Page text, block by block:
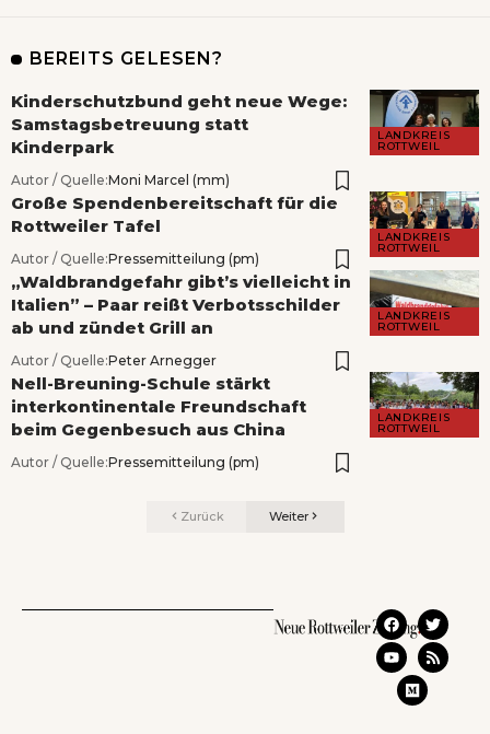
BEREITS GELESEN?
LANDKREIS
ROTTWEIL
Kinderschutzbund geht neue Wege:
Samstagsbetreuung statt
Kinderpark
Autor / Quelle:Moni Marcel (mm)
LANDKREIS
ROTTWEIL
Große Spendenbereitschaft für die
Rottweiler Tafel
Autor / Quelle:Pressemitteilung (pm)
LANDKREIS
ROTTWEIL
„Waldbrandgefahr gibt’s vielleicht in
Italien” – Paar reißt Verbotsschilder
ab und zündet Grill an
Autor / Quelle:Peter Arnegger
LANDKREIS
ROTTWEIL
Nell-Breuning-Schule stärkt
interkontinentale Freundschaft
beim Gegenbesuch aus China
Autor / Quelle:Pressemitteilung (pm)
Zurück Weiter